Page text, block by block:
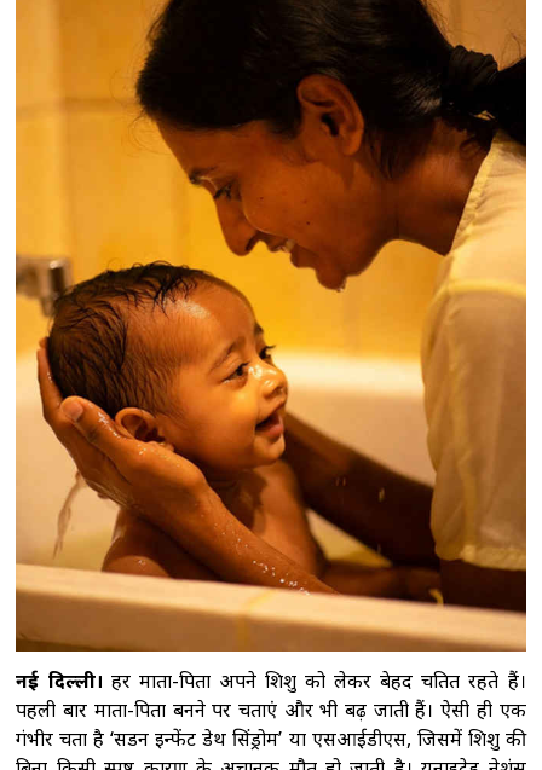
रणनीतिक खनिज परियोजनाओं के लिए 2 अरब डॉलर
निवेश का किया ऐलान, रक्षा सप्लाई चेन मजबूत करने पर
जोर
मेरठ में सीएम योगी ने कांवड़ियों पर बरसाए
पुष्प, बोले-यात्रियों की सुरक्षा और सम्मान सरकार की
प्राथमिकता
प्रवासी संघर्ष के बीच स्पेन ने इटली से
आने वाले लोगों पर अस्थायी बॉर्डर चेकिंग लागू करने का
यूक्रेन संघर्ष के बीच न्यूजीलैंड ने रूस
समर्थक 33 लोगों और कंपनियों पर लगाए प्रतिबंध
नई दिल्ली। हर माता-पिता अपने शिशु को लेकर बेहद चिंतित रहते हैं।
पहली बार माता-पिता बनने पर चिंताएं और भी बढ़ जाती हैं। ऐसी ही एक
गंभीर चिंता है ‘सडन इन्फेंट डेथ सिंड्रोम’ या एसआईडीएस, जिसमें शिशु की